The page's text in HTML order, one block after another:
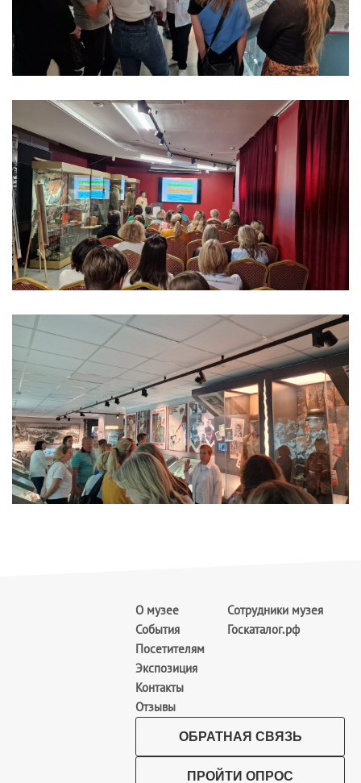
О музее
События
Посетителям
Экспозиция
Контакты
Отзывы
Сотрудники музея
Госкаталог.рф
ОБРАТНАЯ СВЯЗЬ
ПРОЙТИ ОПРОС